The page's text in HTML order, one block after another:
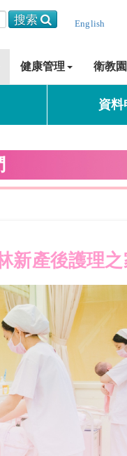
English
健康管理 衛教
資料
新產後護理